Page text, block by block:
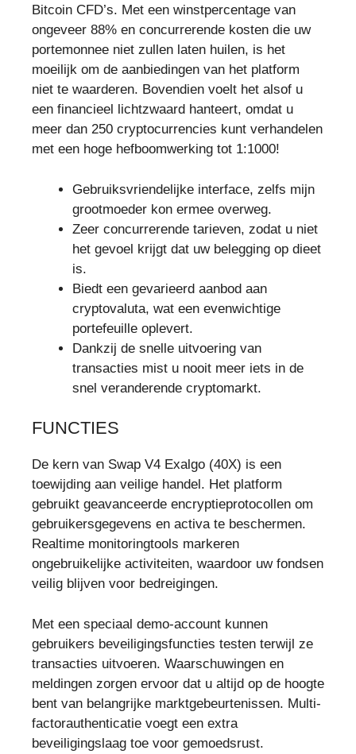
Bitcoin CFD’s. Met een winstpercentage van
ongeveer 88% en concurrerende kosten die uw
portemonnee niet zullen laten huilen, is het
moeilijk om de aanbiedingen van het platform
niet te waarderen. Bovendien voelt het alsof u
een financieel lichtzwaard hanteert, omdat u
meer dan 250 cryptocurrencies kunt verhandelen
met een hoge hefboomwerking tot 1:1000!
Gebruiksvriendelijke interface, zelfs mijn
grootmoeder kon ermee overweg.
Zeer concurrerende tarieven, zodat u niet
het gevoel krijgt dat uw belegging op dieet
is.
Biedt een gevarieerd aanbod aan
cryptovaluta, wat een evenwichtige
portefeuille oplevert.
Dankzij de snelle uitvoering van
transacties mist u nooit meer iets in de
snel veranderende cryptomarkt.
FUNCTIES
De kern van Swap V4 Exalgo (40X) is een
toewijding aan veilige handel. Het platform
gebruikt geavanceerde encryptieprotocollen om
gebruikersgegevens en activa te beschermen.
Realtime monitoringtools markeren
ongebruikelijke activiteiten, waardoor uw fondsen
veilig blijven voor bedreigingen.
Met een speciaal demo-account kunnen
gebruikers beveiligingsfuncties testen terwijl ze
transacties uitvoeren. Waarschuwingen en
meldingen zorgen ervoor dat u altijd op de hoogte
bent van belangrijke marktgebeurtenissen. Multi-
factorauthenticatie voegt een extra
beveiligingslaag toe voor gemoedsrust.